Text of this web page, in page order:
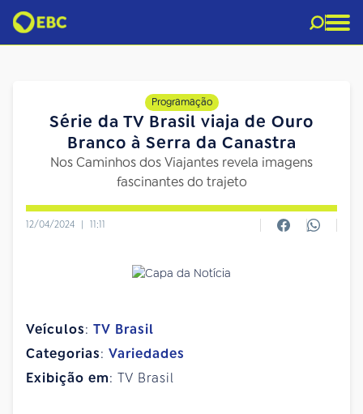
Programação
Série da TV Brasil viaja de Ouro
Branco à Serra da Canastra
Nos Caminhos dos Viajantes revela imagens
fascinantes do trajeto
12/04/2024 | 11:11
Veículos: TV Brasil
Categorias: Variedades
Exibição em: TV Brasil